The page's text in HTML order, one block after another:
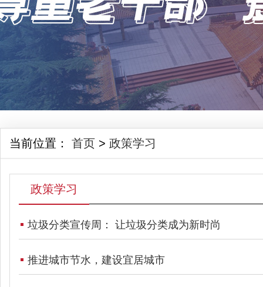
当前位置： 首页 > 政策学习
政策学习
垃圾分类宣传周： 让垃圾分类成为新时尚
推进城市节水，建设宜居城市